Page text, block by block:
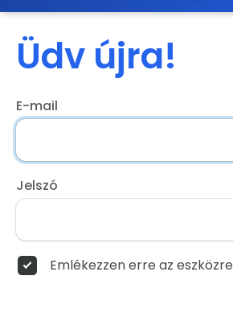
Üdv újra!
E-mail
Jelszó
Emlékezzen erre az eszközre